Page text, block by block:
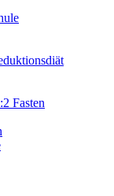
Fasten